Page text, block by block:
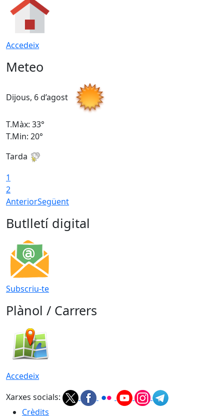
Accedeix
Meteo
Dijous, 6 d’agost
T.Màx: 33°
T.Min: 20°
Tarda
1
2
AnteriorSegüent
Butlletí digital
Subscriu-te
Plànol / Carrers
Accedeix
Xarxes socials:
Crèdits